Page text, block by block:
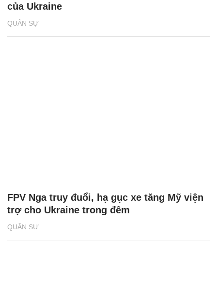
QUÂN SỰ
của Ukraine
QUÂN SỰ
FPV Nga truy đuổi, hạ gục xe tăng Mỹ viện
trợ cho Ukraine trong đêm